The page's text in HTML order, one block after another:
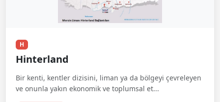
H
Hinterland
Bir kenti, kentler dizisini, liman ya da bölgeyi çevreleyen
ve onunla yakın ekonomik ve toplumsal et...